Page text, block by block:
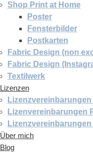
Shop Print at Home
Poster
Fensterbilder
Postkarten
Fabric Design (non
Fabric Design
Textilwerk
Lizenzen
Lizenvereinbarungen
Über mich
Blog